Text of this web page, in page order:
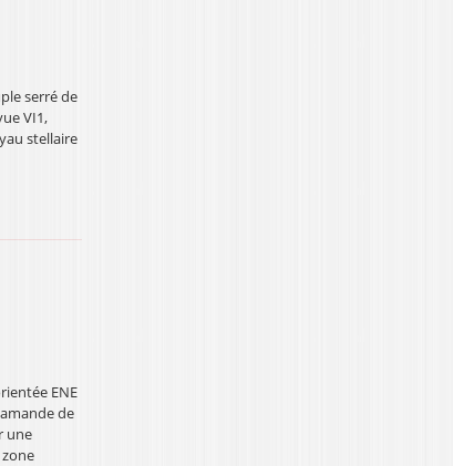
serré de
VI1,
stellaire
ENE
de
une